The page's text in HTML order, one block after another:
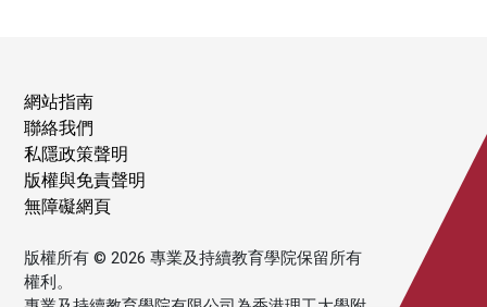
網站指南
聯絡我們
私隱政策聲明
版權與免責聲明
無障礙網頁
版權所有 © 2026 專業及持續教育學院保留所有
權利。